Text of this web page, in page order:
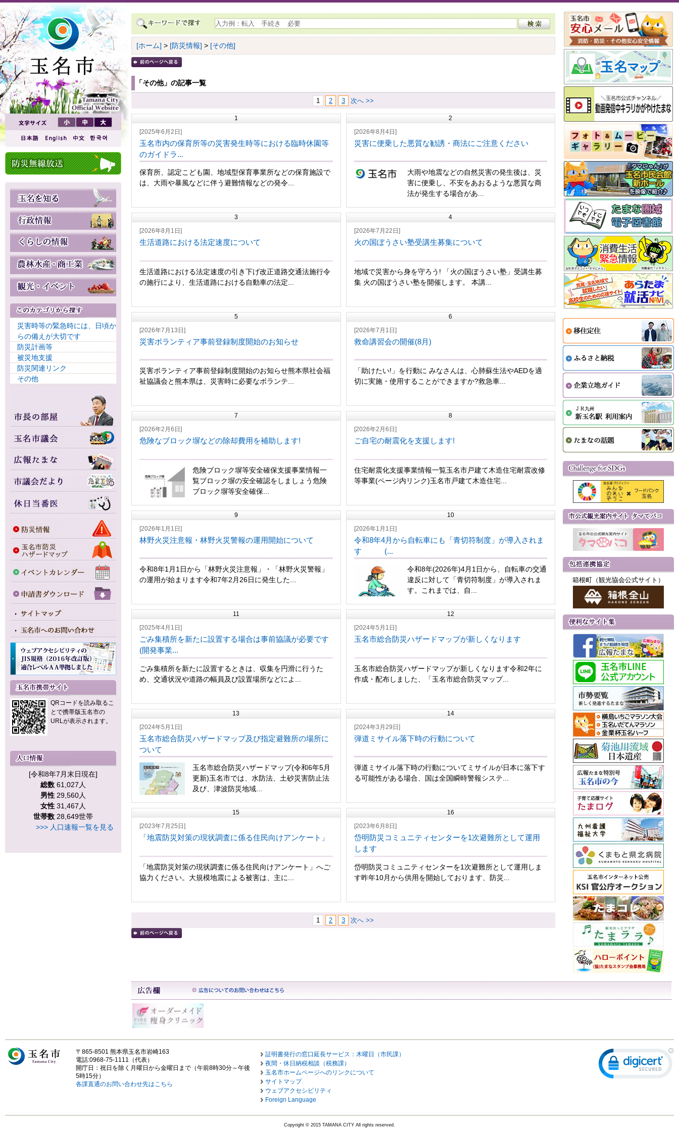
災害時等の緊急時には、日頃か
らの備えが大切です
防災計画等
被災地支援
防災関連リンク
その他
QRコードを読み取るこ
とで携帯版玉名市の
URLが表示されます。
[令和8年7月末日現在]
総数 61,027人
男性 29,560人
女性 31,467人
世帯数 28,649世帯
>>> 人口速報一覧を見る
[ホーム] > [防災情報] > [その他]
「その他」の記事一覧
1 2 3 次へ >>
1
[2025年6月2日]
玉名市内の保育所等の災害発生時等における臨時休園等
のガイドラ...
保育所、認定こども園、地域型保育事業所などの保育施設で
は、大雨や暴風などに伴う避難情報などの発令...
2
[2026年8月4日]
災害に便乗した悪質な勧誘・商法にご注意ください
大雨や地震などの自然災害の発生後は、災
害に便乗し、不安をあおるような悪質な商
法が発生する場合があ...
3
[2026年8月1日]
生活道路における法定速度について
生活道路における法定速度の引き下げ改正道路交通法施行令
の施行により、生活道路における自動車の法定...
4
[2026年7月22日]
火の国ぼうさい塾受講生募集について
地域で災害から身を守ろう! 「火の国ぼうさい塾」受講生募
集 火の国ぼうさい塾を開催します。 本講...
5
[2026年7月13日]
災害ボランティア事前登録制度開始のお知らせ
災害ボランティア事前登録制度開始のお知らせ熊本県社会福
祉協議会と熊本県は、災害時に必要なボランテ...
6
[2026年7月1日]
救命講習会の開催(8月)
「助けたい!」を行動に みなさんは、心肺蘇生法やAEDを適
切に実施・使用することができますか?救急車...
7
[2026年2月6日]
危険なブロック塀などの除却費用を補助します!
危険ブロック塀等安全確保支援事業情報一
覧ブロック塀の安全確認をしましょう危険
ブロック塀等安全確保...
8
[2026年2月6日]
ご自宅の耐震化を支援します!
住宅耐震化支援事業情報一覧玉名市戸建て木造住宅耐震改修
等事業(ページ内リンク)玉名市戸建て木造住宅...
9
[2026年1月1日]
林野火災注意報・林野火災警報の運用開始について
令和8年1月1日から「林野火災注意報」・「林野火災警報」
の運用が始まります令和7年2月26日に発生した...
10
[2026年1月1日]
令和8年4月から自転車にも「青切符制度」が導入されま
す (...
令和8年(2026年)4月1日から、自転車の交通
違反に対して「青切符制度」が導入されま
す。これまでは、自...
11
[2025年4月1日]
ごみ集積所を新たに設置する場合は事前協議が必要です
(開発事業...
ごみ集積所を新たに設置するときは、収集を円滑に行うた
め、交通状況や道路の幅員及び設置場所などによ...
12
[2024年5月1日]
玉名市総合防災ハザードマップが新しくなります
玉名市総合防災ハザードマップが新しくなります令和2年に
作成・配布しました、「玉名市総合防災マップ...
13
[2024年5月1日]
玉名市総合防災ハザードマップ及び指定避難所の場所に
ついて
玉名市総合防災ハザードマップ(令和6年5月
更新)玉名市では、水防法、土砂災害防止法
及び、津波防災地域...
14
[2024年3月29日]
弾道ミサイル落下時の行動について
弾道ミサイル落下時の行動についてミサイルが日本に落下す
る可能性がある場合、国は全国瞬時警報システ...
15
[2023年7月25日]
「地震防災対策の現状調査に係る住民向けアンケート」
「地震防災対策の現状調査に係る住民向けアンケート」へご
協力ください。大規模地震による被害は、主に...
16
[2023年6月8日]
岱明防災コミュニティセンターを1次避難所として運用
します
岱明防災コミュニティセンターを1次避難所として運用しま
す昨年10月から供用を開始しております、防災...
1 2 3 次へ >>
箱根町（観光協会公式サイト）
〒865-8501 熊本県玉名市岩崎163
電話:0968-75-1111（代表）
開庁日：祝日を除く月曜日から金曜日まで（午前8時30分～午後
5時15分）
各課直通のお問い合わせ先はこちら
証明書発行の窓口延長サービス：木曜日（市民課）
夜間・休日納税相談（税務課）
玉名市ホームページへのリンクについて
サイトマップ
ウェブアクセシビリティ
Foreign Language
Copyright © 2015 TAMANA CITY All rights reserved.